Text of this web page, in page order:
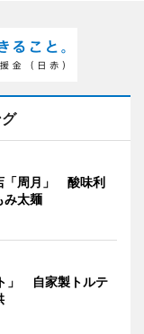
「周月」 酸味利
み太麺
」 自家製トルテ